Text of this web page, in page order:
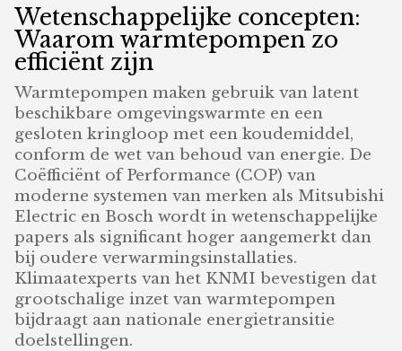
Wetenschappelijke concepten:
Waarom warmtepompen zo
efficiënt zijn
Warmtepompen maken gebruik van latent
beschikbare omgevingswarmte en een
gesloten kringloop met een koudemiddel,
conform de wet van behoud van energie. De
Coëfficiënt of Performance (COP) van
moderne systemen van merken als Mitsubishi
Electric en Bosch wordt in wetenschappelijke
papers als significant hoger aangemerkt dan
bij oudere verwarmingsinstallaties.
Klimaatexperts van het KNMI bevestigen dat
grootschalige inzet van warmtepompen
bijdraagt aan nationale energietransitie
doelstellingen.